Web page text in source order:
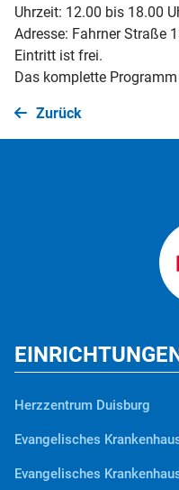
Uhrzeit: 12.00 bis 18.00
Adresse: Fahrner Straße
Eintritt ist frei.
Das komplette
Zurück
Herzzentrum Duisburg
Evangelisches
Evangelisches